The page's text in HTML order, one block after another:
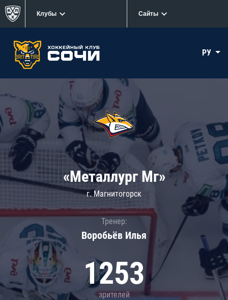
Клубы Сайты
РУ
«Металлург Мг»
г. Магнитогорск
Тренер:
Воробьёв Илья
1253
зрителей